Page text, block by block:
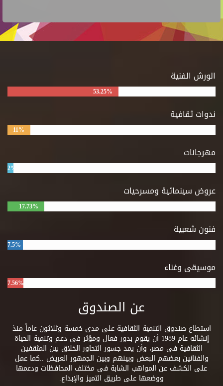
الورش الفنية
53.25%
ندوات ثقافية
11%
مهرجانات
2%
عروض سينمائية ومسرحيات
17.73%
فنون شعبية
7.5%
موسيقى وغناء
7.56%
عن الصندوق
استطاع صندوق التنمية الثقافية على مدى خمسة وثلاثون عاماً منذ
إنشائه عام 1989 أن يقوم بدور فعال ومؤثر فى دعم وتنمية الحياة
الثقافية فى مصر، وأن يمد جسور التحاور الخلاق بين المثقفين
والفنانين بعضهم البعض وبينهم وبين الجمهور العريض ..كما عمل
على الكشف عن المواهب الشابة فى مختلف المحافظات ودعمها
ووضعها على طريق التميز والإبداع.